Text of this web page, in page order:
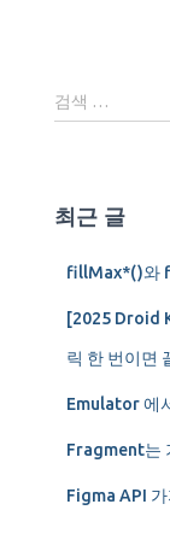
검
색
검색 …
최근 글
fillMax*()와
[2025 Droid
릭 한 번이면
Emulator 에
Fragment는
Figma API